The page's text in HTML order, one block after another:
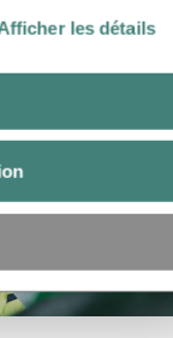
les détails
rôle essentiel
nos opérations et